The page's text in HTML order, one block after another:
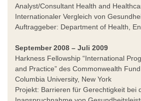
Analyst/Consultant Health and
Internationaler Vergleich von
Auftraggeber: Department of Health,
September 2008 – Juli 2009
Harkness Fellowship “International
and Practice” des Commonwealth
Columbia University, New York
Projekt: Barrieren für Gerechtigkeit bei